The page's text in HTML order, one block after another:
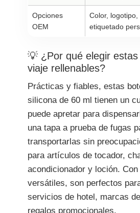
Opciones
OEM
Color,
etiquetado
💡 ¿Por qué elegir
viaje rellenables?
Prácticas y fiables, estas
silicona de 60 ml tienen un
puede apretar para
una tapa a prueba de fugas
transportarlas sin
para artículos de tocador,
acondicionador y loción.
versátiles, son perfectos
servicios de hotel, marcas
regalos promocionales.